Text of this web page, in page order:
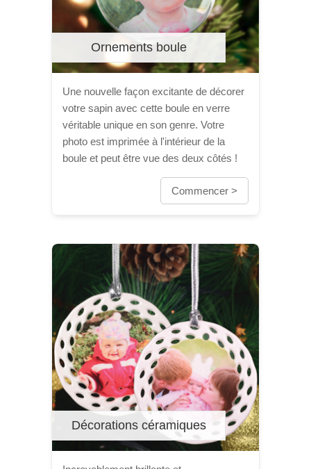
Ornements boule
Une nouvelle façon excitante de décorer
votre sapin avec cette boule en verre
véritable unique en son genre. Votre
photo est imprimée à l'intérieur de la
boule et peut être vue des deux côtés !
Commencer >
Décorations céramiques